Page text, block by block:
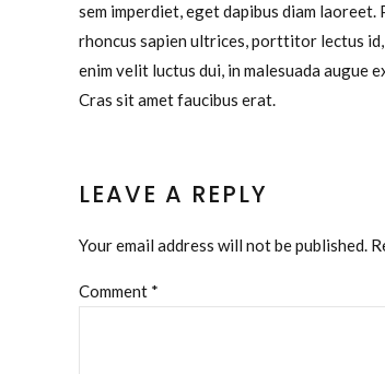
sem imperdiet, eget dapibus diam
rhoncus sapien ultrices, porttitor lectus
enim velit luctus dui, in malesuada augue
Cras sit amet faucibus erat.
LEAVE A REPLY
Your email address will not be published.
Comment *